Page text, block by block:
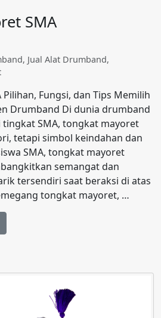
SMA
, Jual Alat Drumband,
Fungsi, dan Tips Memilih
Drumband Di dunia drumband
SMA, tongkat mayoret
tetapi simbol keindahan dan
SMA, tongkat mayoret
semangat dan
tersendiri saat beraksi di atas
tongkat mayoret, …